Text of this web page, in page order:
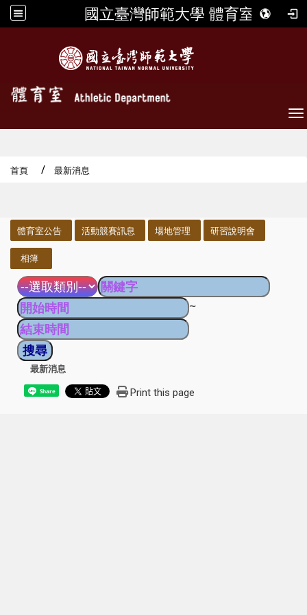
國立臺灣師範大學 體育室
首頁 最新消息
體育室公告 活動競賽訊息 場地管理 研習說明會
相簿
~
最新消息
Share Print this page